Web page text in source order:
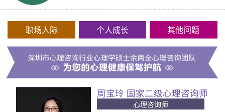
职场人际 个人成长 其他问题
周宝玲 国家二级心理咨询师
心理咨询师